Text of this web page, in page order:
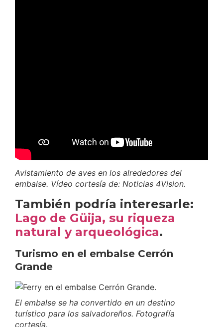
Avistamiento de aves en los alrededores del
embalse. Vídeo cortesía de: Noticias 4Vision.
También podría interesarle:
Lago de Güija, su riqueza
natural y arqueológica.
Turismo en el embalse Cerrón
Grande
El embalse se ha convertido en un destino
turístico para los salvadoreños. Fotografía
cortesía.